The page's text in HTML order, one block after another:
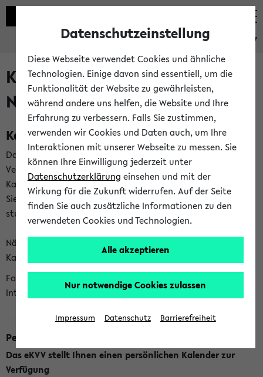
eKVV
Kalenderintegration und
Newsfeeds
Kalenderintegration
Das eKVV bietet Ihnen die Möglichkeit,
Veranstaltungstermine in eine Vielzahl von
Kalenderanwendungen einzubinden. Auf diese Weise können
Sie einen gemeinsamen Überblick über Ihre privaten und
studienbezogenen Termine erhalten.
Näheres zu Vorteilen und Funktionsweise der
Kalenderintegration können Sie auf unserer
Folgende Kalender bietet Ihnen das eKVV derzeit zur
Integration an:
Persönlicher Kalender
Das eKVV stellt Ihnen einen persönlichen Kalender zur
Verfügung
Datenschutzeinstellung
Diese Webseite verwendet Cookies und ähnliche
Technologien. Einige davon sind essentiell, um die
Funktionalität der Website zu gewährleisten,
während andere uns helfen, die Website und Ihre
Erfahrung zu verbessern. Falls Sie zustimmen,
verwenden wir Cookies und Daten auch, um Ihre
Interaktionen mit unserer Webseite zu messen. Sie
können Ihre Einwilligung jederzeit unter
Datenschutzerklärung einsehen und mit der
Wirkung für die Zukunft widerrufen. Auf der Seite
finden Sie auch zusätzliche Informationen zu den
verwendeten Cookies und Technologien.
Alle akzeptieren
Nur notwendige Cookies zulassen
Impressum Datenschutz Barrierefreiheit